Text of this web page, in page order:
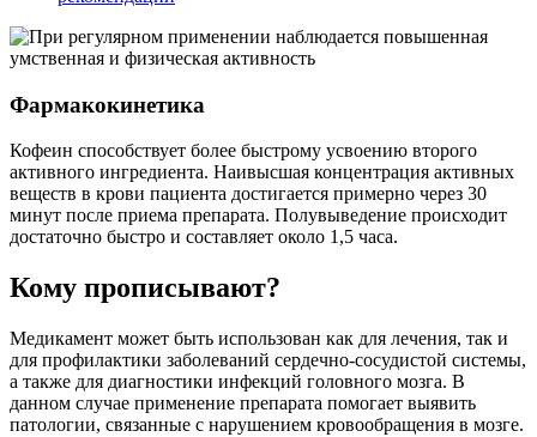
Фармакокинетика
Кофеин способствует более быстрому усвоению второго
активного ингредиента. Наивысшая концентрация активных
веществ в крови пациента достигается примерно через 30
минут после приема препарата. Полувыведение происходит
достаточно быстро и составляет около 1,5 часа.
Кому прописывают?
Медикамент может быть использован как для лечения, так и
для профилактики заболеваний сердечно-сосудистой системы,
а также для диагностики инфекций головного мозга. В
данном случае применение препарата помогает выявить
патологии, связанные с нарушением кровообращения в мозге.